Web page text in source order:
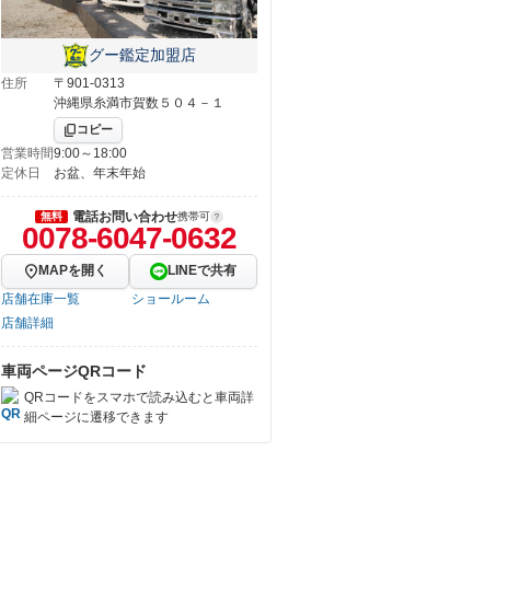
グー鑑定加盟店
住所
〒901-0313
沖縄県糸満市賀数５０４－１
コピー
営業時間9:00～18:00
定休日
お盆、年末年始
無料 電話お問い合わせ携帯可
0078-6047-0632
MAPを開く
LINEで共有
店舗在庫一覧
ショールーム
店舗詳細
車両ページQRコード
QRコードをスマホで読み込むと車両詳
細ページに遷移できます